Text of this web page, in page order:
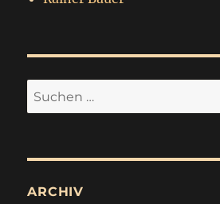
Suchen
nach:
ARCHIV